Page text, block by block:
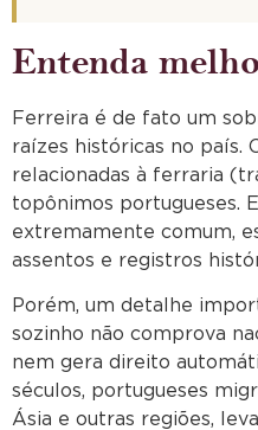
Entenda
Ferreira é de fato um
raízes históricas no país.
relacionadas à ferraria
topônimos portugueses.
extremamente comum,
assentos e registros
Porém, um detalhe
sozinho não comprova
nem gera direito
séculos, portugueses
Ásia e outras regiões,